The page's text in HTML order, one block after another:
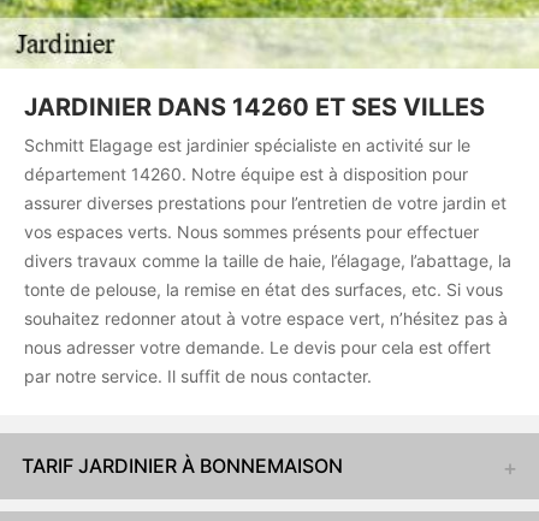
JARDINIER DANS 14260 ET SES VILLES
Schmitt Elagage est jardinier spécialiste en activité sur le
département 14260. Notre équipe est à disposition pour
assurer diverses prestations pour l’entretien de votre jardin et
vos espaces verts. Nous sommes présents pour effectuer
divers travaux comme la taille de haie, l’élagage, l’abattage, la
tonte de pelouse, la remise en état des surfaces, etc. Si vous
souhaitez redonner atout à votre espace vert, n’hésitez pas à
nous adresser votre demande. Le devis pour cela est offert
par notre service. Il suffit de nous contacter.
TARIF JARDINIER À BONNEMAISON